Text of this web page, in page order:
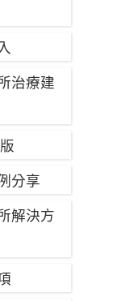
治療建
分享
解決方